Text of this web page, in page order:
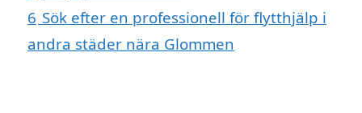
6 Sök efter en professionell för flytthjälp i
andra städer nära Glommen